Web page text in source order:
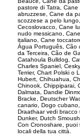
pastore di Tatra,
abruzzese, Cane da
scozzese a pelo
Cecoslovacco, Cane
nudo messicano,
italiano, Cane
Água Português, Cão
da Terceira, Cão de
Catahoula Bulldog,
Charles Spaniel,
Terrier, Chart Polski o
Hubert, Chihuahua,
Chinook, Chippiparai,
Dalmata, Dandie
Bracke, Deutscher
canario, Dogo
Draathaar vedi bracco
Dunker, Dutch
Con Cronoshare, puoi
locali della tua città.